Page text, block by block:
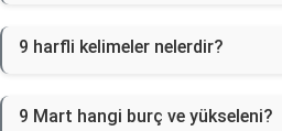
9 harfli kelimeler nelerdir?
9 Mart hangi burç ve yükseleni?